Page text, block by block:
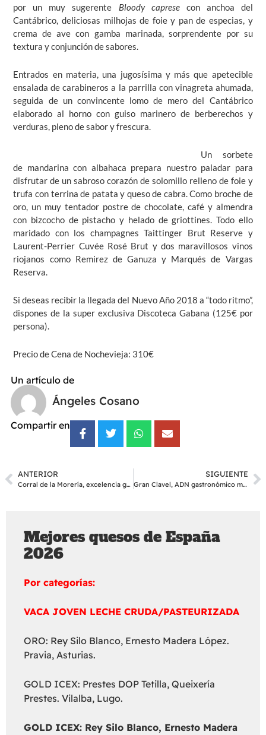
por un muy sugerente Bloody capresecon anchoa del
Cantábrico, deliciosas milhojas de foie y pan de especias, y
crema de ave con gamba marinada, sorprendente por su
textura y conjunción de sabores.
Entrados en materia, una jugosísima y más que apetecible
ensalada de carabineros a la parrilla con vinagreta ahumada,
seguida de un convincente lomo de mero del Cantábrico
elaborado al horno con guiso marinero de berberechos y
verduras, pleno de sabor y frescura.
Un sorbete
de mandarina con albahaca prepara nuestro paladar para
disfrutar de un sabroso corazón de solomillo relleno de foie y
trufa con terrina de patata y queso de cabra. Como broche de
oro, un muy tentador postre de chocolate, café y almendra
con bizcocho de pistacho y helado de griottines. Todo ello
maridado con los champagnes Taittinger Brut Reserve y
Laurent-Perrier Cuvée Rosé Brut y dos maravillosos vinos
riojanos como Remirez de Ganuza y Marqués de Vargas
Reserva.
Si deseas recibir la llegada del Nuevo Año 2018 a “todo ritmo”,
dispones de la super exclusiva Discoteca Gabana (125€ por
persona).
Precio de Cena de Nochevieja: 310€
Un artículo de
Ángeles Cosano
Compartir en
ANTERIOR
Corral de la Morería, excelencia gastronómica
SIGUIENTE
Gran Clavel, ADN gastronómico madrileño
Mejores quesos de España
2026
Por categorías:
VACA JOVEN LECHE CRUDA/PASTEURIZADA
ORO: Rey Silo Blanco, Ernesto Madera López.
Pravia, Asturias.
GOLD ICEX: Prestes DOP Tetilla, Queixería
Prestes. Vilalba, Lugo.
GOLD ICEX: Rey Silo Blanco, Ernesto Madera